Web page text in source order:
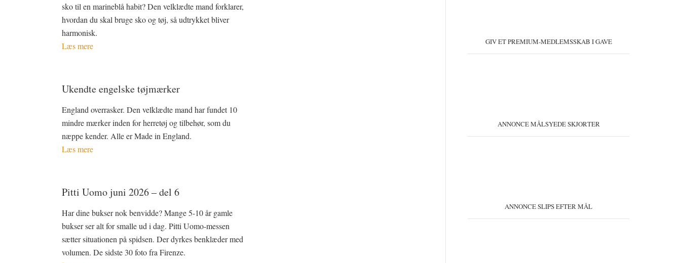
sko til en marineblå habit? Den velklædte mand forklarer,
hvordan du skal bruge sko og tøj, så udtrykket bliver
harmonisk.
Læs mere
Ukendte engelske tøjmærker
England overrasker. Den velklædte mand har fundet 10
mindre mærker inden for herretøj og tilbehør, som du
næppe kender. Alle er Made in England.
Læs mere
Pitti Uomo juni 2026 – del 6
Har dine bukser nok benvidde? Mange 5-10 år gamle
bukser ser alt for smalle ud i dag. Pitti Uomo-messen
sætter situationen på spidsen. Der dyrkes benklæder med
volumen. De sidste 30 foto fra Firenze.
GIV ET PREMIUM-MEDLEMSSKAB I GAVE
ANNONCE MÅLSYEDE SKJORTER
ANNONCE SLIPS EFTER MÅL